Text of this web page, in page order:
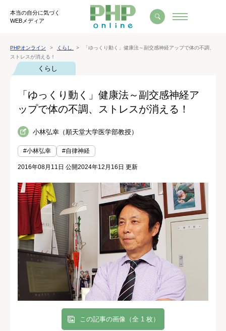
本当の自分に気づく
WEBメディア
PHPオンライン くらし
「ゆっくり動く」健康法～副交感神経アップで体の不調、
ストレスが消える！
くらし
「ゆっくり動く」健康法～副交感神経ア
ップで体の不調、ストレスが消える！
小林弘幸（順天堂大学医学部教授）
#小林弘幸 #自律神経
2016年08月11日 公開2024年12月16日 更新
この記事の画像（全 1 枚）